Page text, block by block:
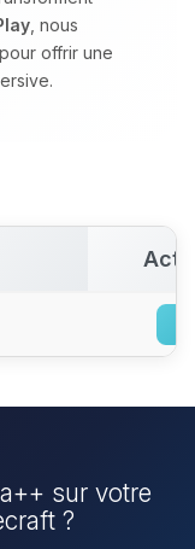
, nous
offrir une
sur votre
?